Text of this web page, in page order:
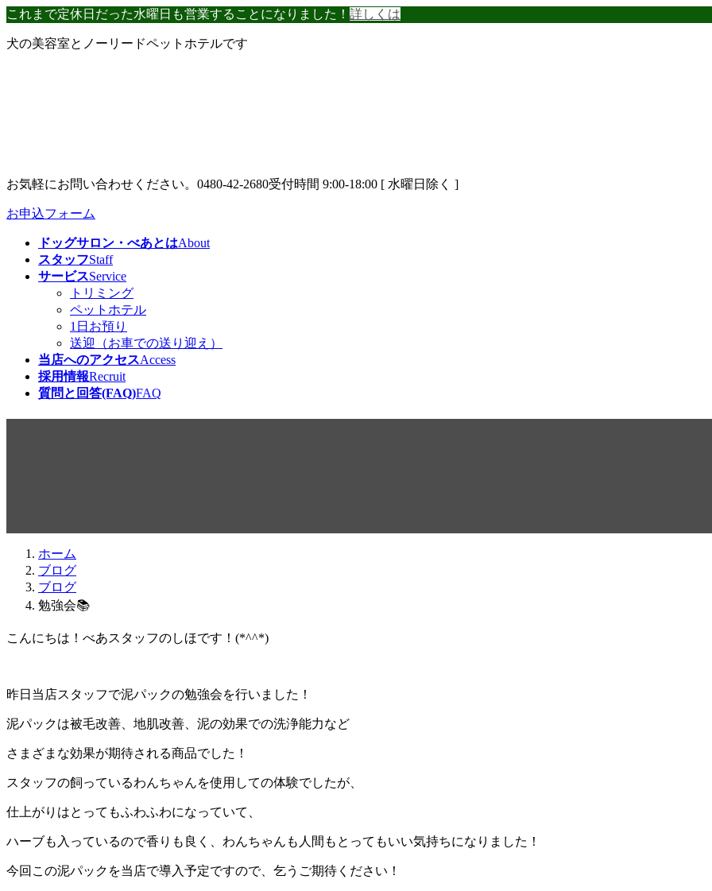
コ
テ
ナ
ゲ
これまで定休日だった水曜日も営業することになりました！ 詳しくは
犬の美容室とノーリードペットホテルです
お気軽にお問い合わせください。 0480-42-2680受付時間 9:00-18:00 [ 水曜日除く ]
お申込フォーム
ドッグサロン・べあとはAbout
スタッフStaff
サービスService
トリミング
ペットホテル
1日お預り
送迎（お車での送り迎え）
当店へのアクセスAccess
採用情報Recruit
質問と回答(FAQ)FAQ
新
ホーム
ブログ
ブログ
勉強会📚
こんにちは！べあスタッフのしほです！(*^^*)
昨日当店スタッフで泥パックの勉強会を行いました！
泥パックは被毛改善、地肌改善、泥の効果での洗浄能力など
さまざまな効果が期待される商品でした！
スタッフの飼っているわんちゃんを使用しての体験でしたが、
仕上がりはとってもふわふわになっていて、
ハーブも入っているので香りも良く、わんちゃんも人間もとってもいい気持ちになりました！
今回この泥パックを当店で導入予定ですので、乞うご期待ください！